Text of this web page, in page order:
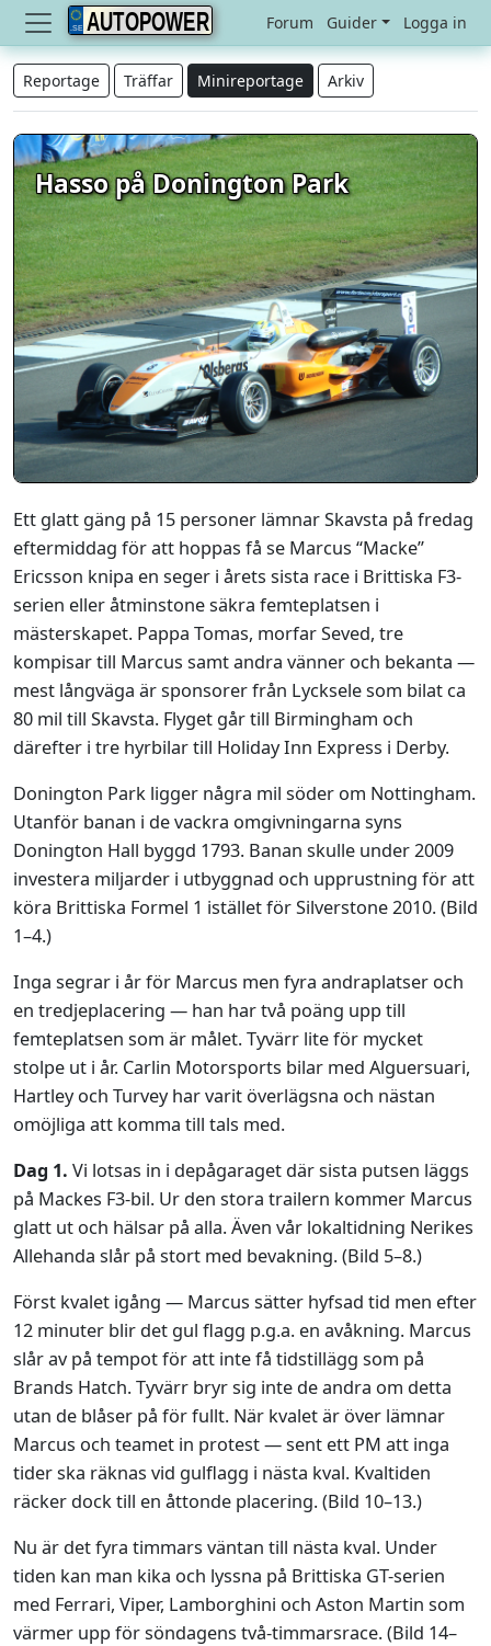
AUTOPOWER Forum Guider Logga in
Reportage Träffar Minireportage Arkiv
Hasso på Donington Park
Ett glatt gäng på 15 personer lämnar Skavsta på fredag
eftermiddag för att hoppas få se Marcus “Macke”
Ericsson knipa en seger i årets sista race i Brittiska F3-
serien eller åtminstone säkra femteplatsen i
mästerskapet. Pappa Tomas, morfar Seved, tre
kompisar till Marcus samt andra vänner och bekanta —
mest långväga är sponsorer från Lycksele som bilat ca
80 mil till Skavsta. Flyget går till Birmingham och
därefter i tre hyrbilar till Holiday Inn Express i Derby.
Donington Park ligger några mil söder om Nottingham.
Utanför banan i de vackra omgivningarna syns
Donington Hall byggd 1793. Banan skulle under 2009
investera miljarder i utbyggnad och upprustning för att
köra Brittiska Formel 1 istället för Silverstone 2010. (Bild
1–4.)
Inga segrar i år för Marcus men fyra andraplatser och
en tredjeplacering — han har två poäng upp till
femteplatsen som är målet. Tyvärr lite för mycket
stolpe ut i år. Carlin Motorsports bilar med Alguersuari,
Hartley och Turvey har varit överlägsna och nästan
omöjliga att komma till tals med.
Dag 1. Vi lotsas in i depågaraget där sista putsen läggs
på Mackes F3-bil. Ur den stora trailern kommer Marcus
glatt ut och hälsar på alla. Även vår lokaltidning Nerikes
Allehanda slår på stort med bevakning. (Bild 5–8.)
Först kvalet igång — Marcus sätter hyfsad tid men efter
12 minuter blir det gul flagg p.g.a. en avåkning. Marcus
slår av på tempot för att inte få tidstillägg som på
Brands Hatch. Tyvärr bryr sig inte de andra om detta
utan de blåser på för fullt. När kvalet är över lämnar
Marcus och teamet in protest — sent ett PM att inga
tider ska räknas vid gulflagg i nästa kval. Kvaltiden
räcker dock till en åttonde placering. (Bild 10–13.)
Nu är det fyra timmars väntan till nästa kval. Under
tiden kan man kika och lyssna på Brittiska GT-serien
med Ferrari, Viper, Lamborghini och Aston Martin som
värmer upp för söndagens två-timmarsrace. (Bild 14–